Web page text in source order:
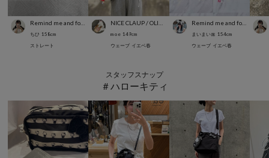
ちひ 158cm
ストレート
m o e 149cm
ウェーブ イエベ春
Remind me and forever
まいまい🎀 154cm
ウェーブ イエベ春
スタッフスナップ
＃ハローキティ